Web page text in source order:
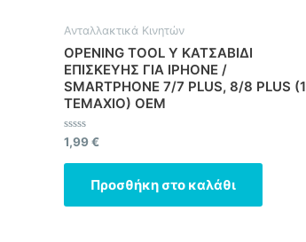
Ανταλλακτικά Κινητών
OPENING TOOL Y ΚΑΤΣΑΒΙΔΙ
ΕΠΙΣΚΕΥΗΣ ΓΙΑ IPHONE /
SMARTPHONE 7/7 PLUS, 8/8 PLUS (1
ΤΕΜΑΧΙΟ) OEM
Βαθμολογήθηκε
με
0
1,99€
Προσθήκη στο καλάθι